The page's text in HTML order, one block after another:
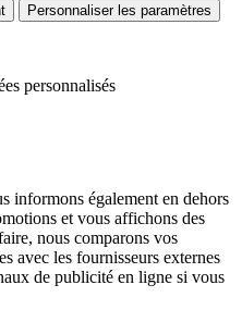
Personnaliser les paramètres
personnalisés
informons également en dehors
et vous affichons des
nous comparons vos
avec les fournisseurs externes
de publicité en ligne si vous